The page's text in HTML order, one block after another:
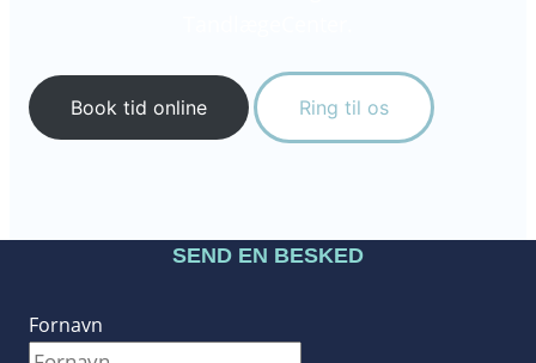
Book tid online Ring til os
SEND EN BESKED
Fornavn